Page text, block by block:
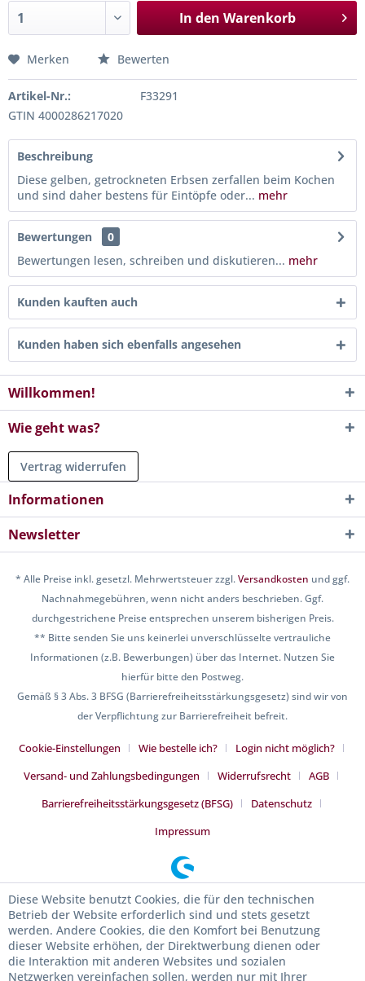
In den Warenkorb
Merken Bewerten
Artikel-Nr.:
F33291
GTIN 4000286217020
Beschreibung
Diese gelben, getrockneten Erbsen zerfallen beim Kochen
und sind daher bestens für Eintöpfe oder... mehr
Bewertungen
0
Bewertungen lesen, schreiben und diskutieren... mehr
Kunden kauften auch
Kunden haben sich ebenfalls angesehen
Willkommen!
Wie geht was?
Vertrag widerrufen
Informationen
Newsletter
* Alle Preise inkl. gesetzl. Mehrwertsteuer zzgl.Versandkosten und ggf.
Nachnahmegebühren, wenn nicht anders beschrieben. Ggf.
durchgestrichene Preise entsprechen unserem bisherigen Preis.
** Bitte senden Sie uns keinerlei unverschlüsselte vertrauliche
Informationen (z.B. Bewerbungen) über das Internet. Nutzen Sie
hierfür bitte den Postweg.
Gemäß § 3 Abs. 3 BFSG (Barrierefreiheitsstärkungsgesetz) sind wir von
der Verpflichtung zur Barrierefreiheit befreit.
Cookie-Einstellungen Wie bestelle ich?
Login nicht möglich?
Versand- und Zahlungsbedingungen
Widerrufsrecht
AGB
Barrierefreiheitsstärkungsgesetz (BFSG)
Datenschutz
Impressum
Diese Website benutzt Cookies, die für den technischen
Betrieb der Website erforderlich sind und stets gesetzt
werden. Andere Cookies, die den Komfort bei Benutzung
dieser Website erhöhen, der Direktwerbung dienen oder
die Interaktion mit anderen Websites und sozialen
Netzwerken vereinfachen sollen, werden nur mit Ihrer